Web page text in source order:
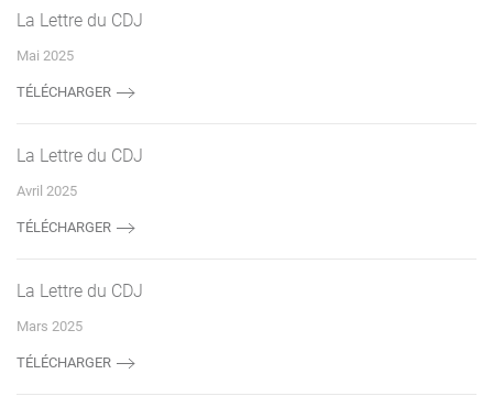
La Lettre du CDJ
Mai 2025
TÉLÉCHARGER
La Lettre du CDJ
Avril 2025
TÉLÉCHARGER
La Lettre du CDJ
Mars 2025
TÉLÉCHARGER